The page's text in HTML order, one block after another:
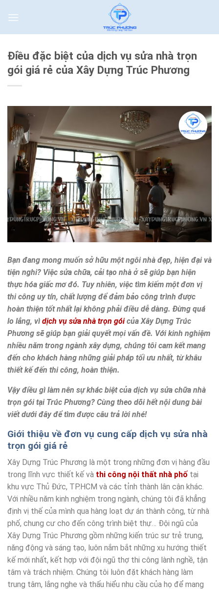
Điều đặc biệt của dịch vụ sửa nhà trọn
gói giá rẻ của Xây Dựng Trúc Phương
Bạn đang mong muốn sở hữu một ngôi nhà đẹp, hiện đại và
tiện nghi? Việc sửa chữa, cải tạo nhà ở sẽ giúp bạn hiện
thực hóa giấc mơ đó. Tuy nhiên, việc tìm kiếm một đơn vị
thi công uy tín, chất lượng để đảm bảo công trình được
hoàn thiện tốt nhất lại không phải điều dễ dàng. Đừng quá
lo lắng, vì dịch vụ sửa nhà trọn góicủa Xây Dựng Trúc
Phương sẽ giúp bạn giải quyết mọi vấn đề. Với kinh nghiệm
nhiều năm trong ngành xây dựng, chúng tôi cam kết mang
đến cho khách hàng những giải pháp tối ưu nhất, từ khâu
thiết kế đến thi công, hoàn thiện.
Vậy điều gì làm nên sự khác biệt của dịch vụ sửa chữa nhà
trọn gói tại Trúc Phương? Cùng theo dõi hết nội dung bài
viết dưới đây để tìm được câu trả lời nhé!
Giới thiệu về đơn vụ cung cấp dịch vụ sửa nhà
trọn gói giá rẻ
Xây Dựng Trúc Phương là một trong những đơn vị hàng đầu
trong lĩnh vực thiết kế và thi công nội thất nhà phố tại
khu vực Thủ Đức, TP.HCM và các tỉnh thành lân cận khác.
Với nhiều năm kinh nghiệm trong ngành, chúng tôi đã khẳng
định vị thế của mình qua hàng loạt dự án thành công, từ nhà
phố, chung cư cho đến công trình biệt thự… Đội ngũ của
Xây Dựng Trúc Phương gồm những kiến trúc sư trẻ trung,
năng động và sáng tạo, luôn nắm bắt những xu hướng thiết
kế mới nhất, kết hợp với đội ngũ thợ thi công lành nghề, tận
tâm và trách nhiệm. Chúng tôi luôn đặt khách hàng làm
trung tâm, lắng nghe và thấu hiểu nhu cầu của họ để mang